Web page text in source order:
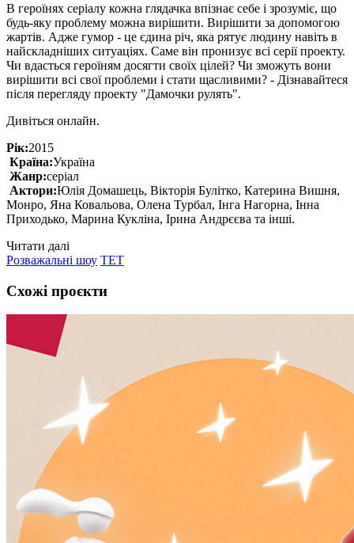
В героїнях серіалу кожна глядачка впізнає себе і зрозуміє, що
будь-яку проблему можна вирішити. Вирішити за допомогою
жартів. Адже гумор - це єдина річ, яка рятує людину навіть в
найскладніших ситуаціях. Саме він пронизує всі серії проекту.
Чи вдасться героїням досягти своїх цілей? Чи зможуть вони
вирішити всі свої проблеми і стати щасливими? - Дізнавайтеся
після перегляду проекту "Дамочки рулять".
Дивіться онлайн.
Рік:2015
Країна:Україна
Жанр:серіал
Актори:Юлія Домашець, Вікторія Булітко, Катерина Вишня,
Монро, Яна Ковальова, Олена Турбал, Інга Нагорна, Інна
Приходько, Марина Кукліна, Ірина Андрєєва та інші.
Читати далі
Розважальні шоу ТЕТ
Схожі проєкти